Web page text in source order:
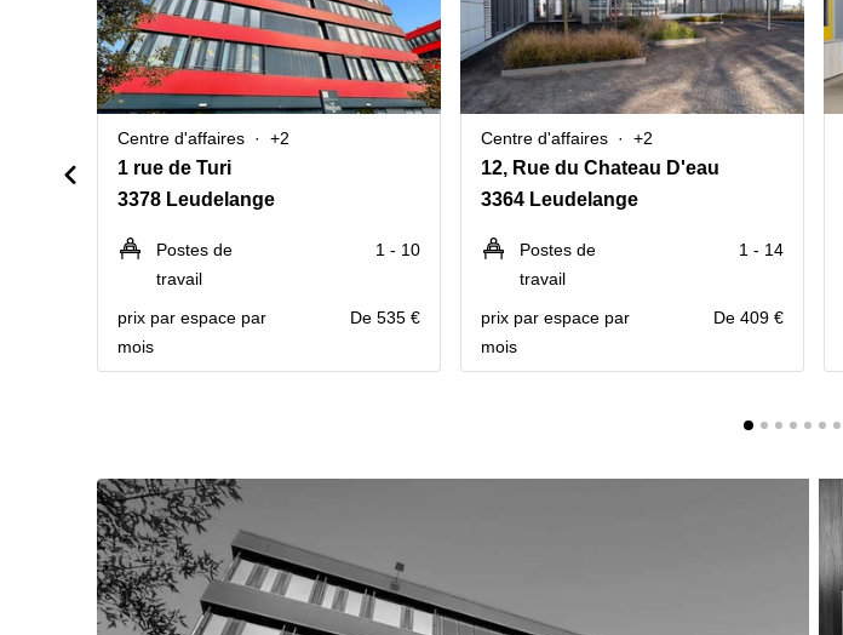
Centre d'affaires +2
1 rue de Turi
3378 Leudelange
Postes de
travail
1 - 10
prix par espace par
mois
De 535 €
Centre d'affaires +2
12, Rue du Chateau D'eau
3364 Leudelange
Postes de
travail
1 - 14
prix par espace par
mois
De 409 €